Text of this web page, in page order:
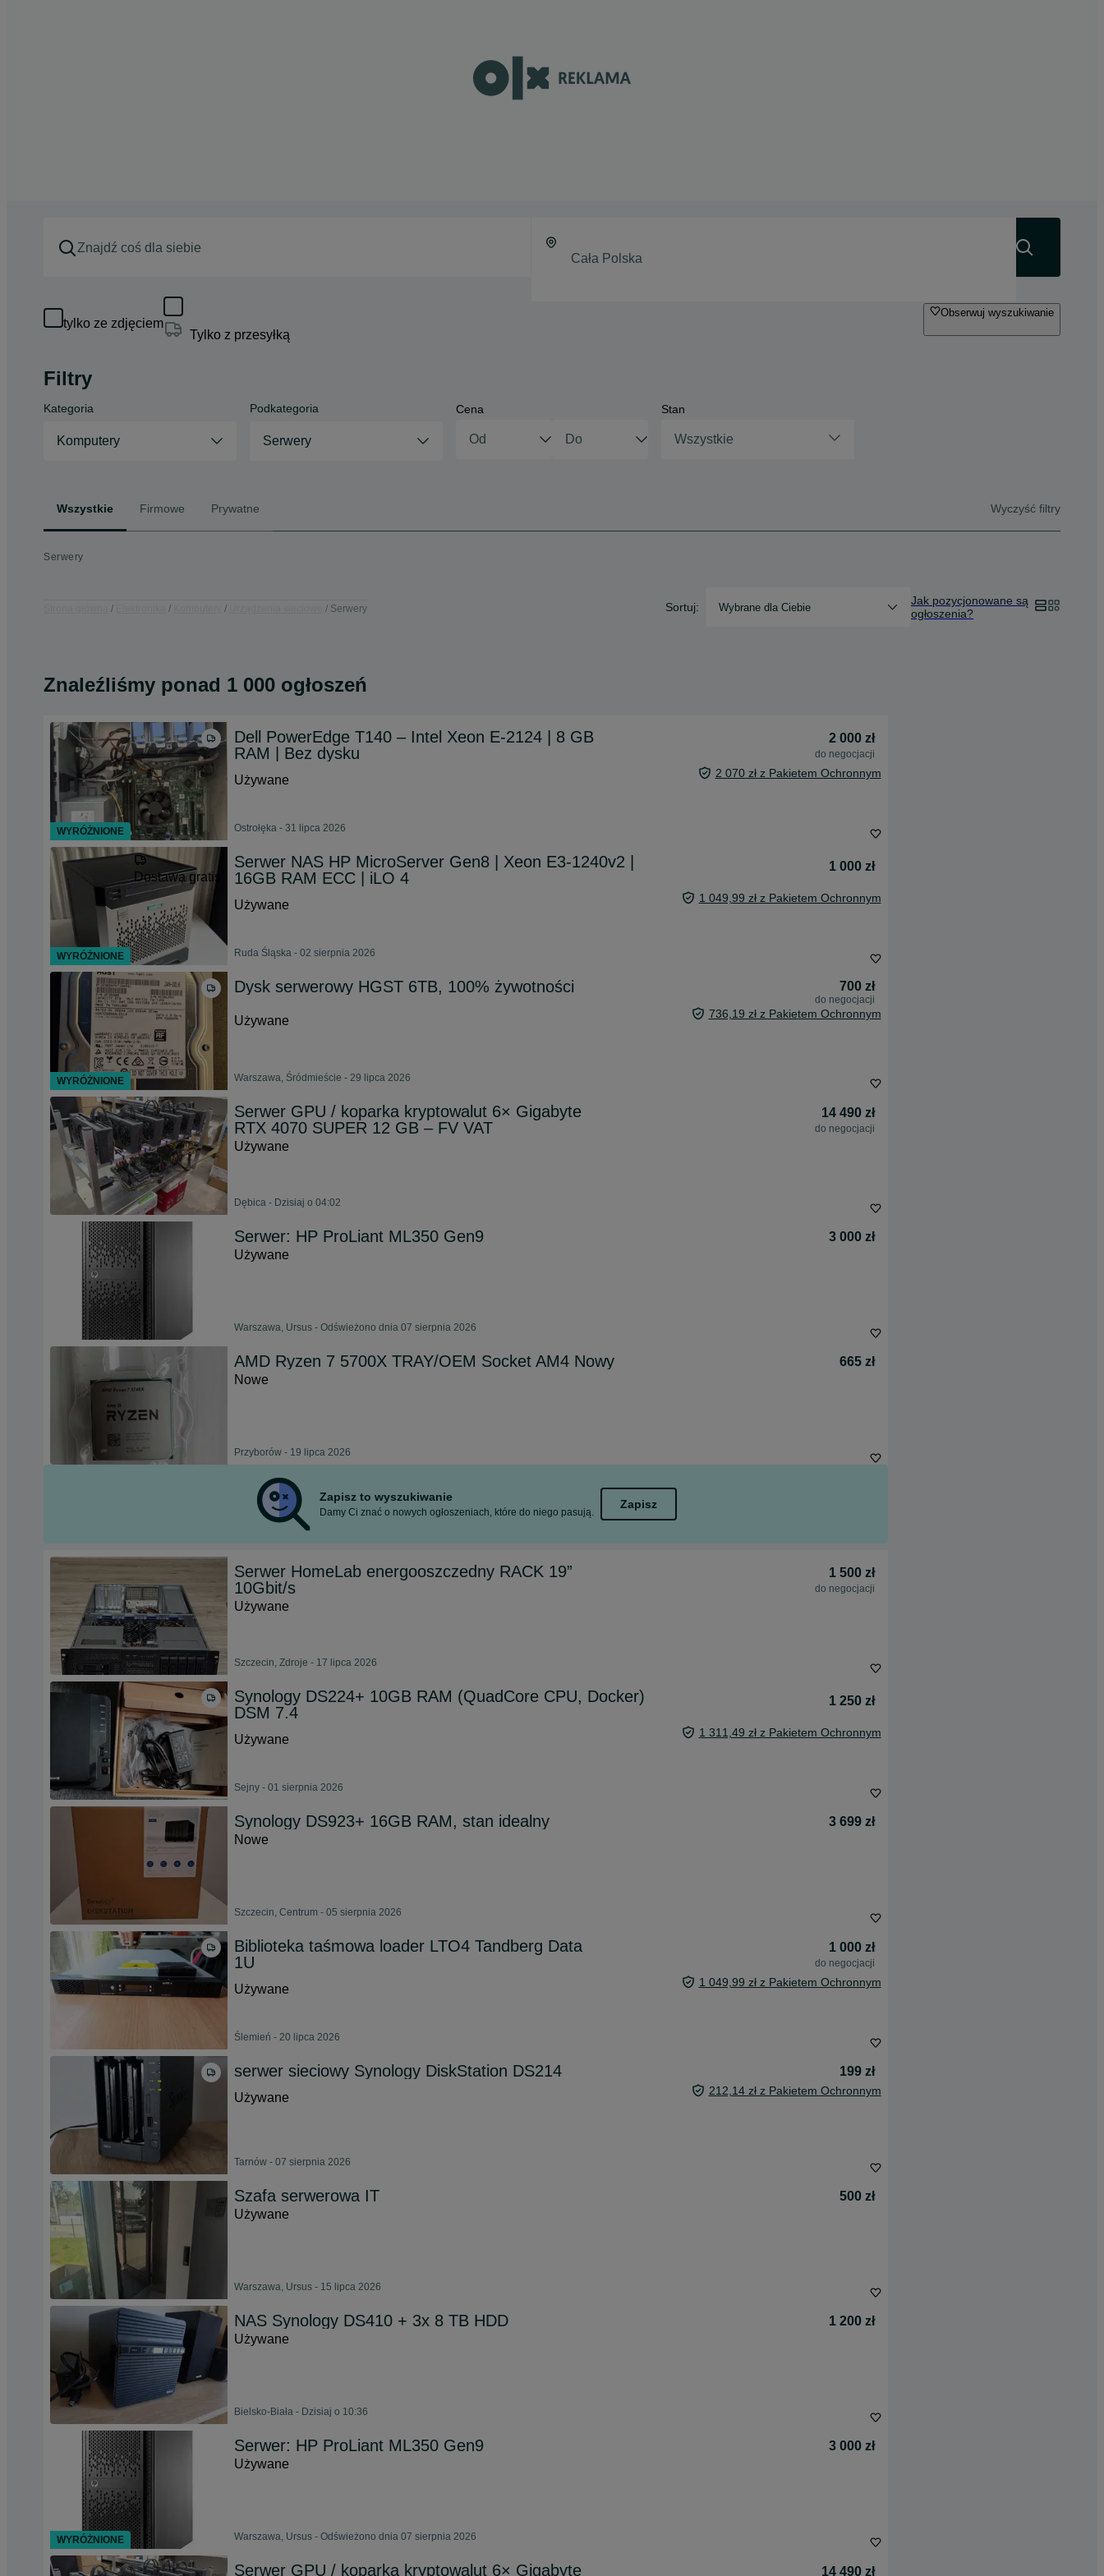
tylko ze zdjęciem
Tylko z przesyłką
Obserwuj wyszukiwanie
Filtry
Kategoria
Komputery
Podkategoria
Serwery
Cena Stan
Wszystkie
Wszystkie Firmowe Prywatne Wyczyść filtry
Serwery
Serwery Sortuj: Wybrane dla Ciebie
Jak pozycjonowane są
ogłoszenia?
Znaleźliśmy ponad 1 000 ogłoszeń
Dell PowerEdge T140 – Intel Xeon E-2124 | 8 GB
RAM | Bez dysku
2 000 zł
do negocjacji
Używane 2 070 zł z Pakietem Ochronnym
Ostrołęka - 31 lipca 2026
Dostawa gratis
Serwer NAS HP MicroServer Gen8 | Xeon E3-1240v2 |
16GB RAM ECC | iLO 4
1 000 zł
Używane 1 049,99 zł z Pakietem Ochronnym
Ruda Śląska - 02 sierpnia 2026
Dysk serwerowy HGST 6TB, 100% żywotności 700 zł
do negocjacji
Używane 736,19 zł z Pakietem Ochronnym
Warszawa, Śródmieście - 29 lipca 2026
Serwer GPU / koparka kryptowalut 6× Gigabyte
RTX 4070 SUPER 12 GB – FV VAT
14 490 zł
do negocjacji
Używane
Dębica - Dzisiaj o 04:02
Serwer: HP ProLiant ML350 Gen9
3 000 zł
Używane
Warszawa, Ursus - Odświeżono dnia 07 sierpnia 2026
AMD Ryzen 7 5700X TRAY/OEM Socket AM4 Nowy
665 zł
Nowe
Przyborów - 19 lipca 2026
Zapisz to wyszukiwanie
Damy Ci znać o nowych ogłoszeniach, które do niego pasują.
Zapisz
Serwer HomeLab energooszczedny RACK 19”
10Gbit/s
1 500 zł
do negocjacji
Używane
Szczecin, Zdroje - 17 lipca 2026
Synology DS224+ 10GB RAM (QuadCore CPU, Docker)
DSM 7.4
1 250 zł
Używane 1 311,49 zł z Pakietem Ochronnym
Sejny - 01 sierpnia 2026
Synology DS923+ 16GB RAM, stan idealny
3 699 zł
Nowe
Szczecin, Centrum - 05 sierpnia 2026
Biblioteka taśmowa loader LTO4 Tandberg Data
1U
1 000 zł
do negocjacji
Używane 1 049,99 zł z Pakietem Ochronnym
Ślemień - 20 lipca 2026
serwer sieciowy Synology DiskStation DS214
199 zł
Używane
212,14 zł z Pakietem Ochronnym
Tarnów - 07 sierpnia 2026
Szafa serwerowa IT
500 zł
Używane
Warszawa, Ursus - 15 lipca 2026
NAS Synology DS410 + 3x 8 TB HDD
1 200 zł
Używane
Bielsko-Biała - Dzisiaj o 10:36
Serwer: HP ProLiant ML350 Gen9
3 000 zł
Używane
Warszawa, Ursus - Odświeżono dnia 07 sierpnia 2026
Serwer GPU / koparka kryptowalut 6× Gigabyte 14 490 zł
WYRÓŻNIONE
WYRÓŻNIONE
WYRÓŻNIONE
WYRÓŻNIONE